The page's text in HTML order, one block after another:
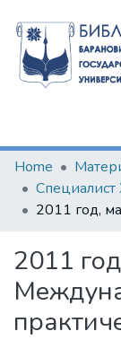
Communities &
All of DSpace
Home
2011